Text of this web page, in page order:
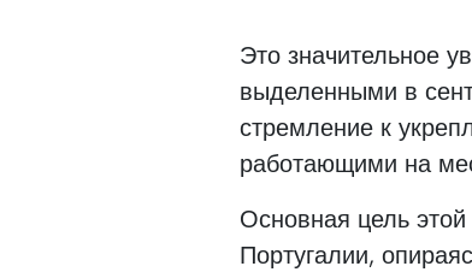
Это значительное
выделенными в
стремление к
работающими на
Основная цель
Португалии,